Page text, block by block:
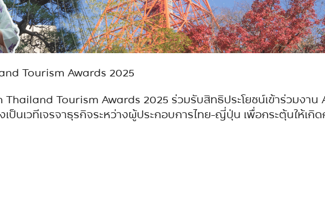
Tourism Awards 2025
Thailand Tourism Awards 2025 ร่วมรับสิทธิประโยชน์เข้าร่วมง
งเป็นเวทีเจรจาธุรกิจระหว่างผู้ประกอบการไทย-ญี่ปุ่น เพื่อกระตุ้นใ